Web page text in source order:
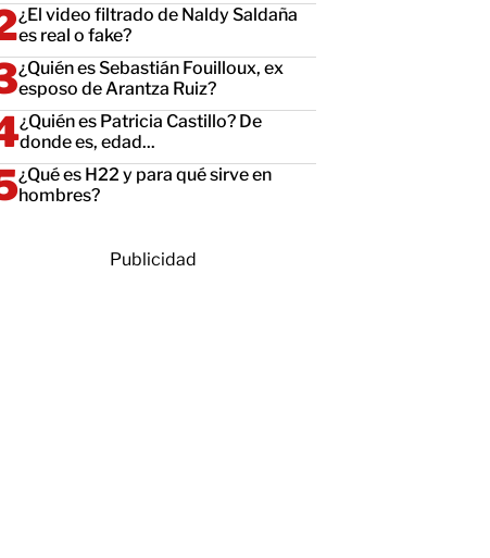
¿El video filtrado de Naldy Saldaña
es real o fake?
¿Quién es Sebastián Fouilloux, ex
esposo de Arantza Ruiz?
¿Quién es Patricia Castillo? De
donde es, edad...
¿Qué es H22 y para qué sirve en
hombres?
Publicidad